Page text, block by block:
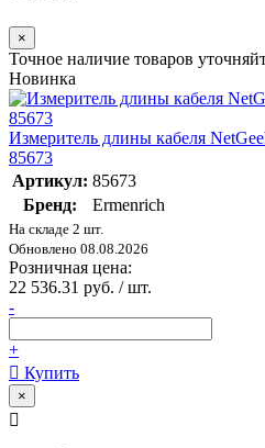
×
Точное наличие товаров
Новинка
Измеритель длины кабеля
85673
Артикул: 85673
Бренд:
Ermenrich
На складе 2 шт.
Обновлено 08.08.2026
Розничная цена:
22 536.31 руб. / шт.
-
+
Купить
×